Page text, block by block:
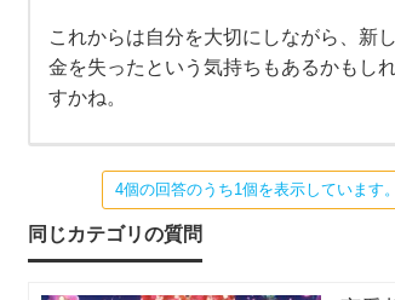
し
た
が、
に
これからは自分を大切にしながら、新
金を失ったという気持ちもあるかもし
すかね。
4個の回答のうち1個を表示しています
同じカテゴリの質問